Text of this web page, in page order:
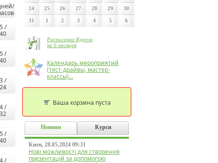
5 /
40
5 /
40
3 /
24
4 /
32
5 /
40
4 /
24 25 26 27 28 29 30
31 1 2 3 4 5 6
Расписание Курсов
на 6 месяцев
Календарь мероприятий
(тест-драйвы, мастер-
классы)...
Ваша корзина пуста
Новини Курси
Киев, 28.05.2024 09:31
Нові можливості для створення
презентацій за допомогою